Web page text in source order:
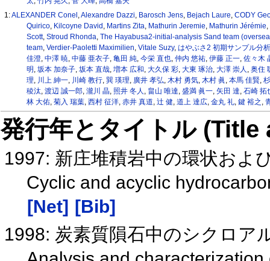
1:ALEXANDER Conel ,Alexandre Dazzi Barosch Jens Bejach Laure ,CODY
Quirico, Kilcoyne David Martins Zita Mathurin Jeremie Mathurin Jérémie
Scott, Stroud Rhonda The Hayabusa2-initial-analysis Sand team
team, Verdier-Paoletti Maximilien Vitale Suzy, はやぶさ2 初期サンプル分
佳澄, 中澤 暁 中藤 亜衣子, 亀田 純, 今栄 直也, 仲内 悠祐, 伊藤 正一, 佐々木
明 坂本 加奈子, 坂本 直哉, 増本 広和 大久保 彩, 大東 琢治, 大澤 崇人
奥住
理
川上 紳一, 川崎 教行, 巽 瑛理 廣井 孝弘 木村 勇気, 木村 眞 本馬 佳賢,
稜汰, 渡辺 誠一郎, 瀧川 晶, 照井 冬人 畠山 唯達 盛満 眞一, 矢田 達 石崎 拓
林 大佑, 菊入 瑞葉, 西村 征洋, 赤井 真道 辻 健 道上 達広, 金丸 礼, 鍵 裕之
発行年とタイトル
1997: 新庄堆積岩中の環状およ
Cyclic and acyclic
[Net]
[Bib]
1998: 炭素質隕石中のシクロア